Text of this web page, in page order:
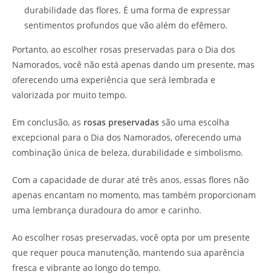
durabilidade das flores. É uma forma de expressar
sentimentos profundos que vão além do efêmero.
Portanto, ao escolher rosas preservadas para o Dia dos
Namorados, você não está apenas dando um presente, mas
oferecendo uma experiência que será lembrada e
valorizada por muito tempo.
Em conclusão, as rosas preservadas são uma escolha
excepcional para o Dia dos Namorados, oferecendo uma
combinação única de beleza, durabilidade e simbolismo.
Com a capacidade de durar até três anos, essas flores não
apenas encantam no momento, mas também proporcionam
uma lembrança duradoura do amor e carinho.
Ao escolher rosas preservadas, você opta por um presente
que requer pouca manutenção, mantendo sua aparência
fresca e vibrante ao longo do tempo.